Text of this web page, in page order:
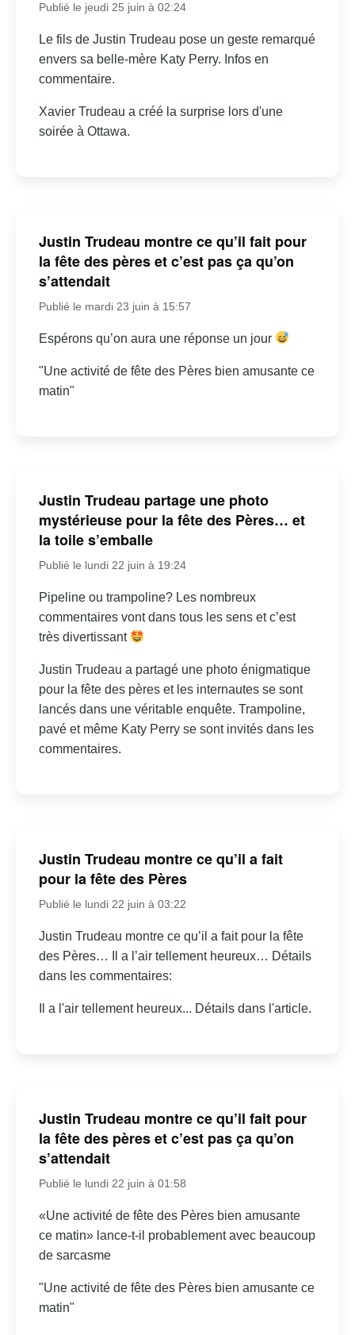
Publié le jeudi 25 juin à 02:24
Le fils de Justin Trudeau pose un geste remarqué
envers sa belle-mère Katy Perry. Infos en
commentaire.
Xavier Trudeau a créé la surprise lors d'une
soirée à Ottawa.
Justin Trudeau montre ce qu’il fait pour
la fête des pères et c’est pas ça qu’on
s’attendait
Publié le mardi 23 juin à 15:57
Espérons qu’on aura une réponse un jour
"Une activité de fête des Pères bien amusante ce
matin"
Justin Trudeau partage une photo
mystérieuse pour la fête des Pères… et
la toile s’emballe
Publié le lundi 22 juin à 19:24
Pipeline ou trampoline? Les nombreux
commentaires vont dans tous les sens et c’est
très divertissant
Justin Trudeau a partagé une photo énigmatique
pour la fête des pères et les internautes se sont
lancés dans une véritable enquête. Trampoline,
pavé et même Katy Perry se sont invités dans les
commentaires.
Justin Trudeau montre ce qu’il a fait
pour la fête des Pères
Publié le lundi 22 juin à 03:22
Justin Trudeau montre ce qu’il a fait pour la fête
des Pères… Il a l’air tellement heureux… Détails
dans les commentaires:
Il a l'air tellement heureux... Détails dans l'article.
Justin Trudeau montre ce qu’il fait pour
la fête des pères et c’est pas ça qu’on
s’attendait
Publié le lundi 22 juin à 01:58
«Une activité de fête des Pères bien amusante
ce matin» lance-t-il probablement avec beaucoup
de sarcasme
"Une activité de fête des Pères bien amusante ce
matin"